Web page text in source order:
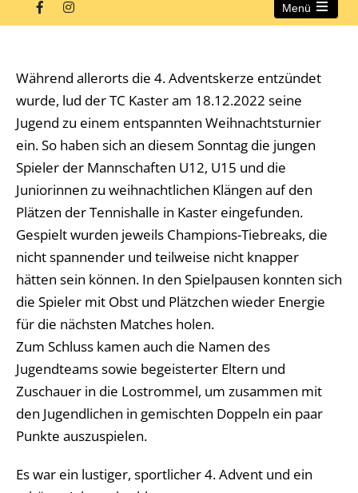
Menü
Open
Während allerorts die 4. Adventskerze entzündet
wurde, lud der TC Kaster am 18.12.2022 seine
Jugend zu einem entspannten Weihnachtsturnier
ein. So haben sich an diesem Sonntag die jungen
Spieler der Mannschaften U12, U15 und die
Juniorinnen zu weihnachtlichen Klängen auf den
Plätzen der Tennishalle in Kaster eingefunden.
Gespielt wurden jeweils Champions-Tiebreaks, die
nicht spannender und teilweise nicht knapper
hätten sein können. In den Spielpausen konnten sich
die Spieler mit Obst und Plätzchen wieder Energie
für die nächsten Matches holen.
Zum Schluss kamen auch die Namen des
Jugendteams sowie begeisterter Eltern und
Zuschauer in die Lostrommel, um zusammen mit
den Jugendlichen in gemischten Doppeln ein paar
Punkte auszuspielen.
Es war ein lustiger, sportlicher 4. Advent und ein